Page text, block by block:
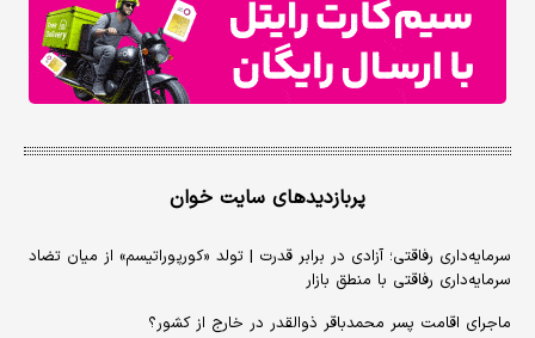
پربازدیدهای سایت خوان
سرمایه‌داری رفاقتی؛ آزادی در برابر قدرت | تولد «کورپوراتیسم» از میان تضاد
سرمایه‌داری رفاقتی با منطق بازار
ماجرای اقامت پسر محمدباقر ذوالقدر در خارج از کشور؟